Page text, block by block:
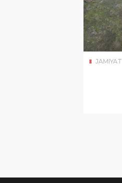
JAMIYAT